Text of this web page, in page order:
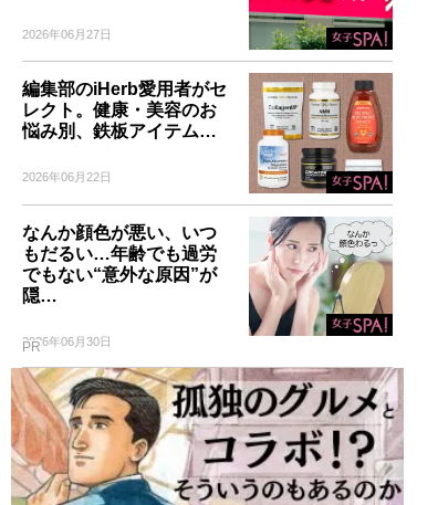
2026年06月27日
編集部のiHerb愛用者がセ
レクト。健康・美容のお
悩み別、鉄板アイテム…
2026年06月22日
なんか顔色が悪い、いつ
もだるい…年齢でも過労
でもない“意外な原因”が
隠…
2026年06月30日
PR